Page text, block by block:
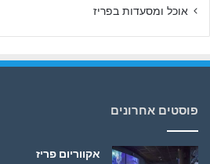
אוכל ומסעדות בפריז
פוסטים אחרונים
אקווריום פריז